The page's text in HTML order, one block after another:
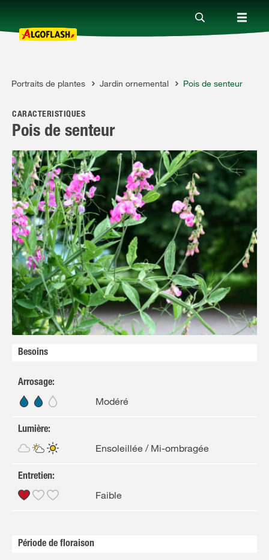
Nos produits
Conseils
Thèmes
Qui sommes-nous ?
Promotions
Portraits de plantes Jardin ornemental Pois de senteur
CARACTÉRISTIQUES
Pois de senteur
Besoins
Arrosage:
Modéré
Lumière:
Ensoleillée / Mi-ombragée
Entretien:
Faible
Période de floraison